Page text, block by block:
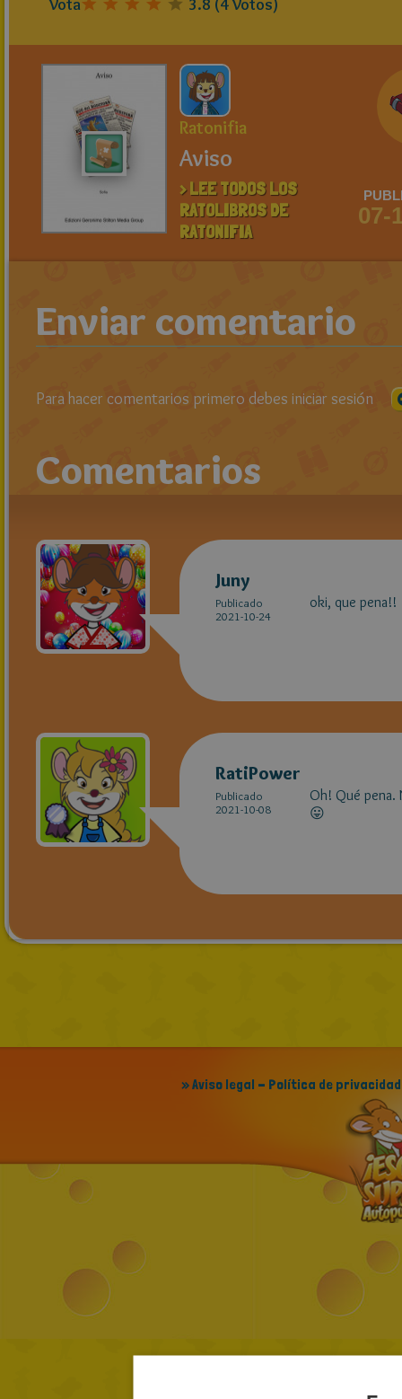
Vota 3.8 (4Votos)
Ratonifia
Aviso
> LEE TODOS LOS
RATOLIBROS DE
RATONIFIA
07-
Enviar comentario
Para hacer comentarios primero debes iniciar sesión
Comentarios
Juny
Publicado
2021-10-24
oki, que pena!!
RatiPower
Publicado
2021-10-08
Oh! Qué pena.
😛
» Aviso legal - Política de privacidad